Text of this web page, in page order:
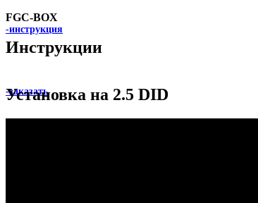
-инструкция
-заказать
FGC-BOX
Инструкции
Установка на 2.5 DID